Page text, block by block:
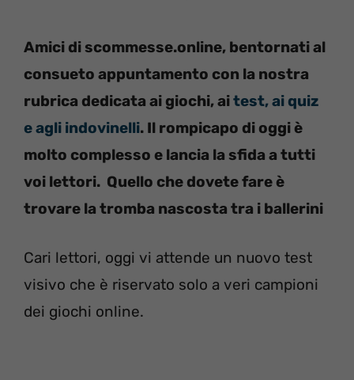
Amici di scommesse.online, bentornati al
consueto appuntamento con la nostra
rubrica dedicata ai giochi, aitest, ai quiz
e agli indovinelli. Il rompicapo di oggi è
molto complesso e lancia la sfida a tutti
voi lettori. Quello che dovete fare è
trovare la tromba nascosta tra i ballerini
Cari lettori, oggi vi attende un nuovo test
visivo che è riservato solo a veri campioni
dei giochi online.